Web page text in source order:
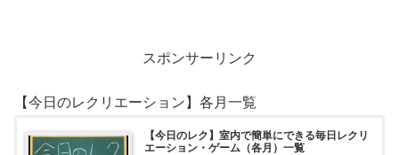
スポンサーリンク
【今日のレクリエーション】各月一覧
【今日のレク】室内で簡単にできる毎日レクリ
エーション・ゲーム（各月）一覧